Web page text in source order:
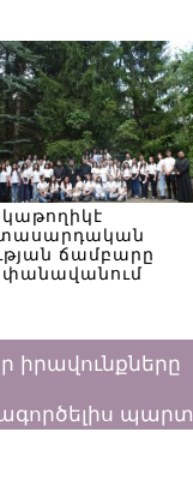
ճամբարը
իրավունքները